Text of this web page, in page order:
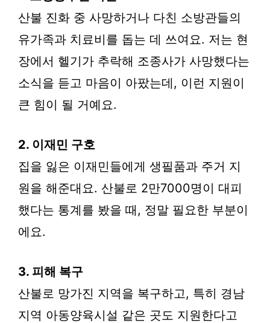
산불 진화 중 사망하거나 다친 소방관들의
유가족과 치료비를 돕는 데 쓰여요. 저는 현
장에서 헬기가 추락해 조종사가 사망했다는
소식을 듣고 마음이 아팠는데, 이런 지원이
큰 힘이 될 거예요.
2. 이재민 구호
집을 잃은 이재민들에게 생필품과 주거 지
원을 해준대요. 산불로 2만7000명이 대피
했다는 통계를 봤을 때, 정말 필요한 부분이
에요.
3. 피해 복구
산불로 망가진 지역을 복구하고, 특히 경남
지역 아동양육시설 같은 곳도 지원한다고